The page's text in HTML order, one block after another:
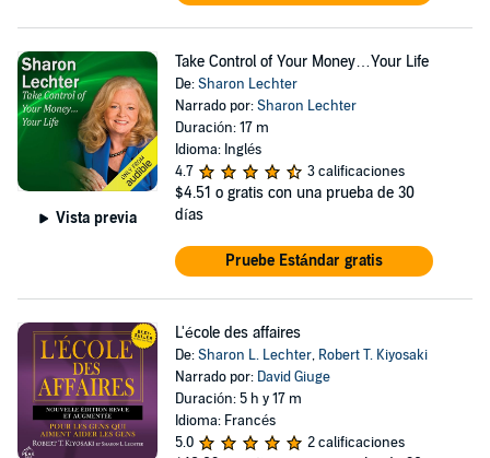
Vista previa
Take Control of Your Money…Your Life
De:Sharon Lechter
Narrado por:Sharon Lechter
Duración: 17 m
Idioma: Inglés
4.7
3 calificaciones
$4.51 o gratis con una prueba de 30
días
Pruebe Estándar gratis
L'école des affaires
De:Sharon L. Lechter, Robert T. Kiyosaki
Narrado por: David Giuge
Duración: 5 h y 17 m
Idioma: Francés
5.0
2 calificaciones